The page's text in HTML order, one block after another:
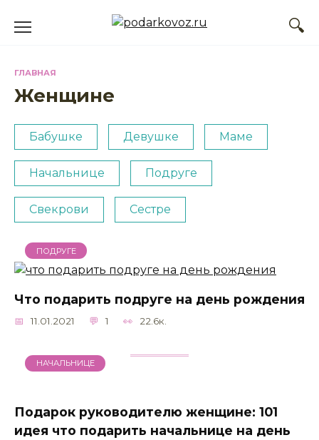
ГЛАВНАЯ
Женщине
Бабушке Девушке Маме
Начальнице Подруге
Свекрови Сестре
ПОДРУГЕ
Что подарить подруге на день рождения
11.01.2021 1 22.6к.
НАЧАЛЬНИЦЕ
Подарок руководителю женщине: 101
идея что подарить начальнице на день